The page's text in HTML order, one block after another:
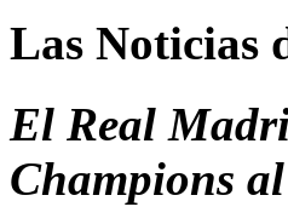
Las Noticias
El Real
Champions